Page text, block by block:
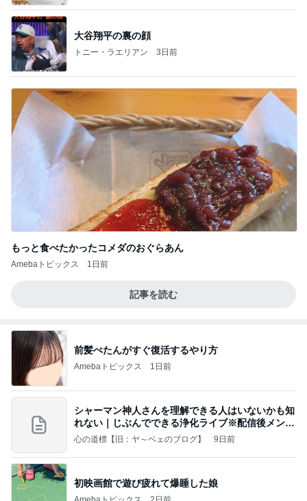
大谷翔平の裏の顔
トニー・ラエリアン 3日前
もっと食べたかったコメダのおぐらあん
Amebaトピックス 1日前
記事を読む
前髪ぺたんがすぐ復活するやり方
Amebaトピックス 1日前
シャーマン神人さんを理解できる人はいないかも知
れない｜じぶんでできる浄化ライブ※配信後メンバ
ー限
心の道標【旧：ヤ～ベェのブログ】 9日前
初映画館で遊び疲れて爆睡した娘